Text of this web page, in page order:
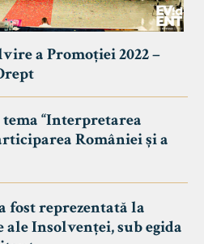
a Promoției 2022 –
“Interpretarea
României și a
fost reprezentată la
Insolvenței, sub egida